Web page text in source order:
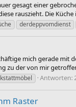
gesagt einer
rauszieht. Die Küche
derdeppvomdienst
mich gerade
zu der von mir
Antworten:
Raster